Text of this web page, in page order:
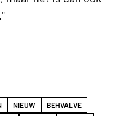
NIEUW BEHVALVE